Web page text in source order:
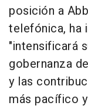
posición a
telefónica, ha
"intensificará
gobernanza
y las
más pacífico